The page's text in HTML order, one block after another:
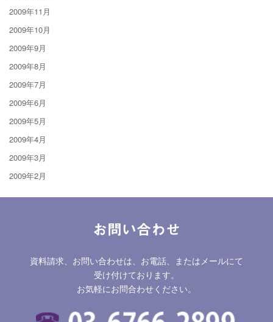
2009年11月
2009年10月
2009年9月
2009年8月
2009年7月
2009年6月
2009年5月
2009年4月
2009年3月
2009年2月
お問い合わせ
資料請求、お問い合わせは、お電話、またはメールにて
受け付けております。
お気軽にお問合わせください。